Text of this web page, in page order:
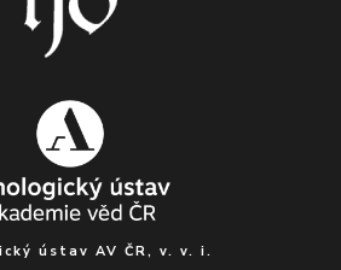
ústav AV ČR, v. v. i.